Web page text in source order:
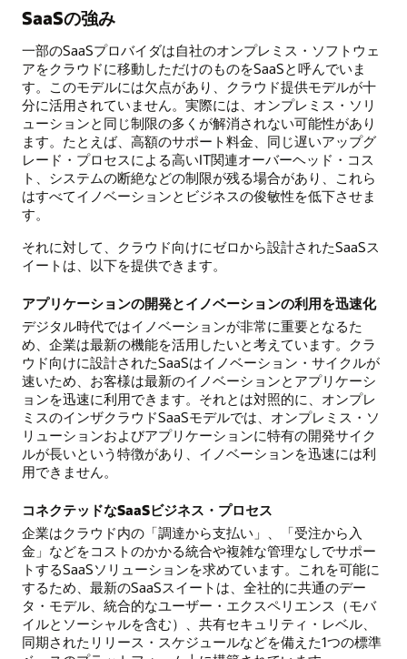
SaaSの強み
一部のSaaSプロバイダは自社のオンプレミス・ソフトウェ
アをクラウドに移動しただけのものをSaaSと呼んでいま
す。このモデルには欠点があり、クラウド提供モデルが十
分に活用されていません。実際には、オンプレミス・ソリ
ューションと同じ制限の多くが解消されない可能性があり
ます。たとえば、高額のサポート料金、同じ遅いアップグ
レード・プロセスによる高いIT関連オーバーヘッド・コス
ト、システムの断絶などの制限が残る場合があり、これら
はすべてイノベーションとビジネスの俊敏性を低下させま
す。
それに対して、クラウド向けにゼロから設計されたSaaSス
イートは、以下を提供できます。
アプリケーションの開発とイノベーションの利用を迅速化
デジタル時代ではイノベーションが非常に重要となるた
め、企業は最新の機能を活用したいと考えています。クラ
ウド向けに設計されたSaaSはイノベーション・サイクルが
速いため、お客様は最新のイノベーションとアプリケーシ
ョンを迅速に利用できます。それとは対照的に、オンプレ
ミスのインザクラウドSaaSモデルでは、オンプレミス・ソ
リューションおよびアプリケーションに特有の開発サイク
ルが長いという特徴があり、イノベーションを迅速には利
用できません。
コネクテッドなSaaSビジネス・プロセス
企業はクラウド内の「調達から支払い」、「受注から入
金」などをコストのかかる統合や複雑な管理なしでサポー
トするSaaSソリューションを求めています。これを可能に
するため、最新のSaaSスイートは、全社的に共通のデー
タ・モデル、統合的なユーザー・エクスペリエンス（モバ
イルとソーシャルを含む）、共有セキュリティ・レベル、
同期されたリリース・スケジュールなどを備えた1つの標準